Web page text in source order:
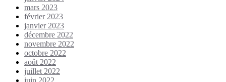
mars 2023
février 2023
janvier 2023
décembre 2022
novembre 2022
octobre 2022
août 2022
juillet 2022
juin 2022